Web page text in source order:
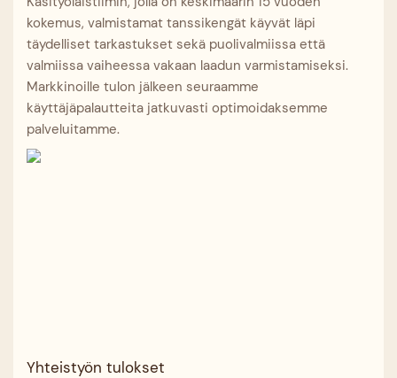
kokemus, valmistamat tanssikengät käyvät läpi
täydelliset tarkastukset sekä puolivalmiissa että
valmiissa vaiheessa vakaan laadun varmistamiseksi.
Markkinoille tulon jälkeen seuraamme
käyttäjäpalautteita jatkuvasti optimoidaksemme
palveluitamme.
Yhteistyön tulokset